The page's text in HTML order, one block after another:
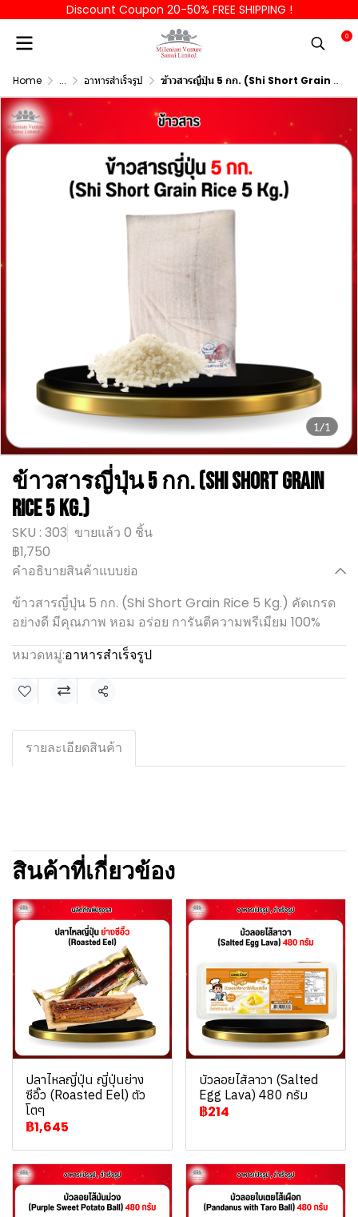
Discount Coupon 20-50% FREE SHIPPING !
0
Home ... อาหารสำเร็จรูป ข้าวสารญี่ปุ่น 5 กก. (Shi Short Grain Rice 5 Kg.)
1/1
ข้าวสารญี่ปุ่น 5 กก. (Shi Short Grain
Rice 5 Kg.)
SKU : 303 ขายแล้ว 0 ชิ้น
฿1,750
คำอธิบายสินค้าแบบย่อ
ข้าวสารญี่ปุ่น 5 กก. (Shi Short Grain Rice 5 Kg.) คัดเกรด
อย่างดี มีคุณภาพ หอม อร่อย การันตีความพรีเมียม 100%
หมวดหมู่:อาหารสำเร็จรูป
แชร์
รายละเอียดสินค้า
สินค้าที่เกี่ยวข้อง
ปลาไหลญี่ปุ่น ญี่ปุ่นย่าง
ซีอิ๊ว (Roasted Eel) ตัว
โตๆ
฿1,645
บัวลอยไส้ลาวา (Salted
Egg Lava) 480 กรัม
฿214